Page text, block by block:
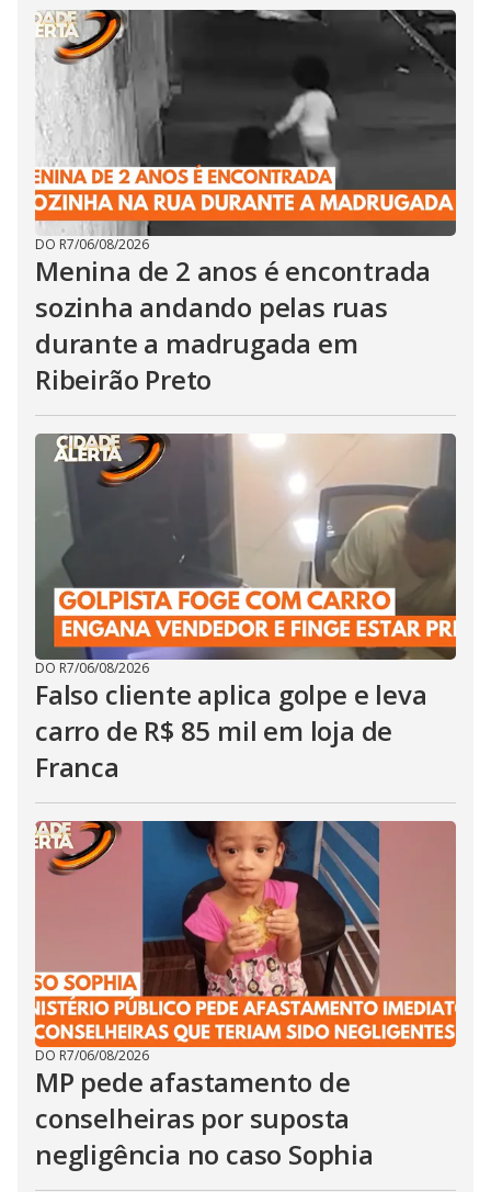
DO R7/06/08/2026
Menina de 2 anos é encontrada
sozinha andando pelas ruas
durante a madrugada em
Ribeirão Preto
DO R7/06/08/2026
Falso cliente aplica golpe e leva
carro de R$ 85 mil em loja de
Franca
DO R7/06/08/2026
MP pede afastamento de
conselheiras por suposta
negligência no caso Sophia